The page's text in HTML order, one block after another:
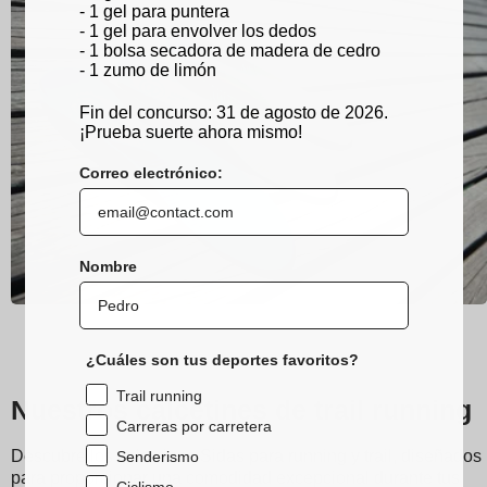
Nuestros calcetines de trail running
Descubre los calcetines Sidas para running y trail, diseñados
para proporcionar una comodidad excepcional durante tus
- 1 gel para puntera
- 1 gel para envolver los dedos
- 1 bolsa secadora de madera de cedro
- 1 zumo de limón
Fin del concurso: 31 de agosto de 2026.
¡Prueba suerte ahora mismo!
Correo electrónico:
Nombre
¿Cuáles son tus deportes favoritos?
Trail running
Carreras por carretera
Senderismo